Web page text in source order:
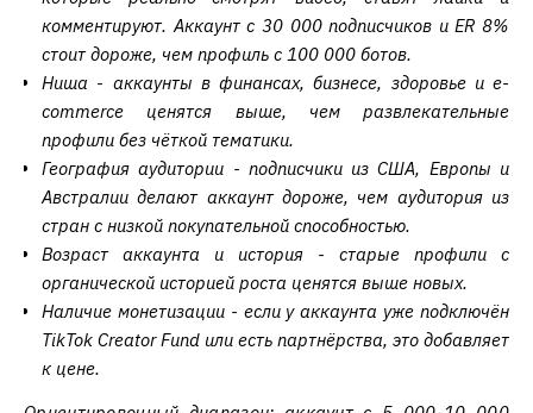
комментируют. Аккаунт с 30 000 подписчиков и ER 8%
стоит дороже, чем профиль с 100 000 ботов.
Ниша - аккаунты в финансах, бизнесе, здоровье и e-
commerce ценятся выше, чем развлекательные
профили без чёткой тематики.
География аудитории - подписчики из США, Европы и
Австралии делают аккаунт дороже, чем аудитория из
стран с низкой покупательной способностью.
Возраст аккаунта и история - старые профили с
органической историей роста ценятся выше новых.
Наличие монетизации - если у аккаунта уже подключён
TikTok Creator Fund или есть партнёрства, это добавляет
к цене.